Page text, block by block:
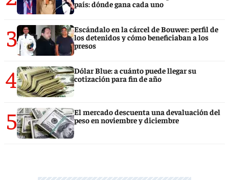
país: dónde gana cada uno
3
Escándalo en la cárcel de Bouwer: perfil de
los detenidos y cómo beneficiaban a los
presos
4
Dólar Blue: a cuánto puede llegar su
cotización para fin de año
5
El mercado descuenta una devaluación del
peso en noviembre y diciembre